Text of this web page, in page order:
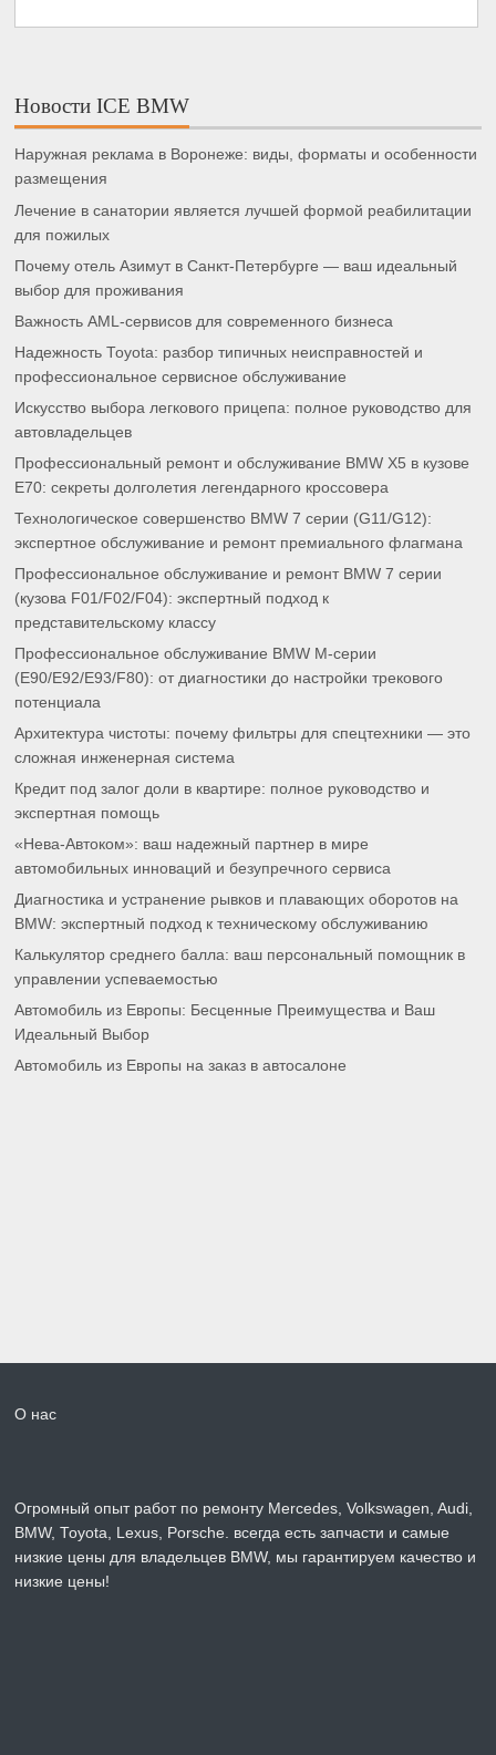
Новости ICE BMW
Наружная реклама в Воронеже: виды, форматы и особенности
размещения
Лечение в санатории является лучшей формой реабилитации
для пожилых
Почему отель Азимут в Санкт-Петербурге — ваш идеальный
выбор для проживания
Важность AML-сервисов для современного бизнеса
Надежность Toyota: разбор типичных неисправностей и
профессиональное сервисное обслуживание
Искусство выбора легкового прицепа: полное руководство для
автовладельцев
Профессиональный ремонт и обслуживание BMW X5 в кузове
E70: секреты долголетия легендарного кроссовера
Технологическое совершенство BMW 7 серии (G11/G12):
экспертное обслуживание и ремонт премиального флагмана
Профессиональное обслуживание и ремонт BMW 7 серии
(кузова F01/F02/F04): экспертный подход к
представительскому классу
Профессиональное обслуживание BMW M-серии
(E90/E92/E93/F80): от диагностики до настройки трекового
потенциала
Архитектура чистоты: почему фильтры для спецтехники — это
сложная инженерная система
Кредит под залог доли в квартире: полное руководство и
экспертная помощь
«Нева-Автоком»: ваш надежный партнер в мире
автомобильных инноваций и безупречного сервиса
Диагностика и устранение рывков и плавающих оборотов на
BMW: экспертный подход к техническому обслуживанию
Калькулятор среднего балла: ваш персональный помощник в
управлении успеваемостью
Автомобиль из Европы: Бесценные Преимущества и Ваш
Идеальный Выбор
Автомобиль из Европы на заказ в автосалоне
О нас
Огромный опыт работ по ремонту Mercedes, Volkswagen, Audi,
BMW, Toyota, Lexus, Porsche. всегда есть запчасти и самые
низкие цены для владельцев BMW, мы гарантируем качество и
низкие цены!